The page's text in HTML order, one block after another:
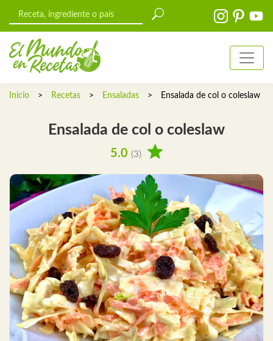
Inicio > Recetas > Ensaladas > Ensalada de col o coleslaw
Ensalada de col o coleslaw
5.0 (3)